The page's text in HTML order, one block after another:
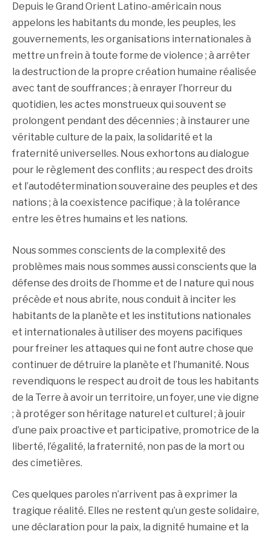
Depuis le Grand Orient Latino-américain nous
appelons les habitants du monde, les peuples, les
gouvernements, les organisations internationales à
mettre un frein à toute forme de violence ; à arrêter
la destruction de la propre création humaine réalisée
avec tant de souffrances ; à enrayer l’horreur du
quotidien, les actes monstrueux qui souvent se
prolongent pendant des décennies ; à instaurer une
véritable culture de la paix, la solidarité et la
fraternité universelles. Nous exhortons au dialogue
pour le règlement des conflits ; au respect des droits
et l’autodétermination souveraine des peuples et des
nations ; à la coexistence pacifique ; à la tolérance
entre les êtres humains et les nations.
Nous sommes conscients de la complexité des
problèmes mais nous sommes aussi conscients que la
défense des droits de l’homme et de l nature qui nous
précède et nous abrite, nous conduit à inciter les
habitants de la planète et les institutions nationales
et internationales à utiliser des moyens pacifiques
pour freiner les attaques qui ne font autre chose que
continuer de détruire la planète et l’humanité. Nous
revendiquons le respect au droit de tous les habitants
de la Terre à avoir un territoire, un foyer, une vie digne
; à protéger son héritage naturel et culturel ; à jouir
d’une paix proactive et participative, promotrice de la
liberté, l’égalité, la fraternité, non pas de la mort ou
des cimetières.
Ces quelques paroles n’arrivent pas à exprimer la
tragique réalité. Elles ne restent qu’un geste solidaire,
une déclaration pour la paix, la dignité humaine et la